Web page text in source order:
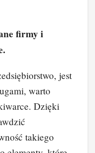
firmy i
jest
warto
Dzięki
takiego